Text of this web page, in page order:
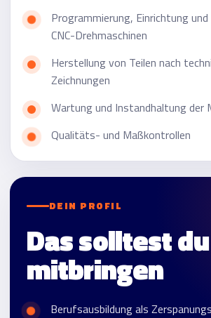
Programmierung, Einrichtung
CNC-Drehmaschinen
Herstellung von Teilen nach
Zeichnungen
Wartung und Instandhaltung der
Qualitäts- und Maßkontrollen
DEIN PROFIL
Das solltest du
mitbringen
Berufsausbildung als